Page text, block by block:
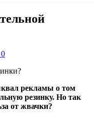
рекламы о том
резинку. Но так
от жвачки?